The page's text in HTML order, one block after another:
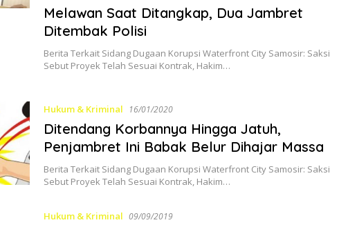
Melawan Saat Ditangkap, Dua Jambret
Ditembak Polisi
Berita Terkait Sidang Dugaan Korupsi Waterfront City Samosir: Saksi
Sebut Proyek Telah Sesuai Kontrak, Hakim…
Hukum & Kriminal 16/01/2020
Ditendang Korbannya Hingga Jatuh,
Penjambret Ini Babak Belur Dihajar Massa
Berita Terkait Sidang Dugaan Korupsi Waterfront City Samosir: Saksi
Sebut Proyek Telah Sesuai Kontrak, Hakim…
Hukum & Kriminal 09/09/2019